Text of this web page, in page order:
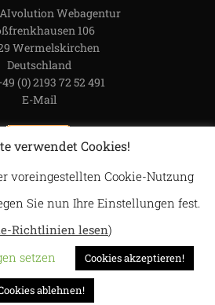
Webagentur
106
Wermelskirchen
Deutschland
(0) 2193 72 52 491
E-Mail
Gibble Gabble.
verwendet Cookies!
voreingestellten Cookie-Nutzung
Sie nun Ihre Einstellungen fest.
Richtlinien lesen)
setzen
Cookies akzeptieren!
ablehnen!